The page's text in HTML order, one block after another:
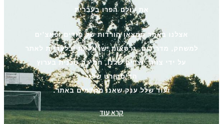
את עולם הפרו בעברית
אצלנו באתר תמצאו הורדות של מודים ופאצ’ים
למשחק, מדריכים, גרסאות ישראליות ובלעדיות לאתר
על ידי צוות יוצרים שלנו, תמיכה טכנית בערוץ
הדיסקורט שלנו
ועוד שלל ענק שאנו מקדמים באתר.
קרא עוד